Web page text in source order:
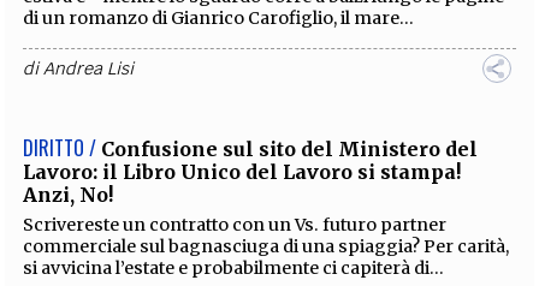
di un romanzo di Gianrico Carofiglio, il mare...
diAndrea Lisi
DIRITTO / Confusione sul sito del Ministero del
Lavoro: il Libro Unico del Lavoro si stampa!
Anzi, No!
Scrivereste un contratto con un Vs. futuro partner
commerciale sul bagnasciuga di una spiaggia? Per carità,
si avvicina l’estate e probabilmente ci capiterà di...